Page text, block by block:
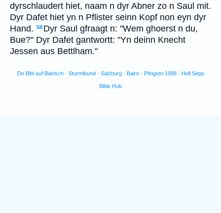
dyrschlaudert hiet, naam n dyr Abner zo n Saul mit.
Dyr Dafet hiet yn n Pflister seinn Kopf non eyn dyr
Hand. 58 Dyr Saul gfraagt n: "Wem ghoerst n du,
Bue?" Dyr Dafet gantwortt: "Yn deinn Knecht
Jessen aus Bettlham."
De Bibl auf Bairisch · Sturmibund · Salzburg · Bairn · Pfingstn 1998 · Hell Sepp
Bible Hub